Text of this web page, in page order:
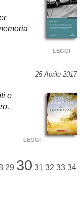
LEGGI
25 Aprile 2017
e
LEGGI
29 30 31 32 33 34